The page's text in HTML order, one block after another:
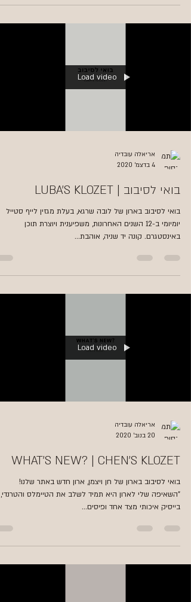
Load video
אריאלה עובדיה
4 בדצמ׳ 2020
בואי לסיבוב | LUBA'S KLOZET
בואי לסיבוב בארון של לובה שרגא, בעלת מגזין לייף סטייל
יומיומי ב-12 השנים האחרונות, משפיענית ויוצרת תוכן
באינסטגרם. קונה יד שניה, אוהבת...
Load video
אריאלה עובדיה
20 בנוב׳ 2020
WHAT'S NEW? | CHEN'S KLOZET
בואי לסיבוב בארון של חן ויצמן, ארון חדש באתר שלנו!
"השאיפה שלי לארון היא תמיד לשלב את הטיימלס
בייסיק איכותי מצד אחד ופיסים...